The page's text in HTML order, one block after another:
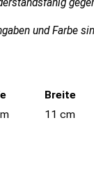
und Farbe
Breite
11 cm